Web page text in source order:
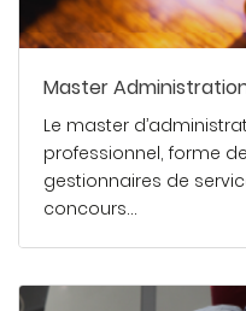
Master
Le master
professionnel, forme
gestionnaires de
concours…